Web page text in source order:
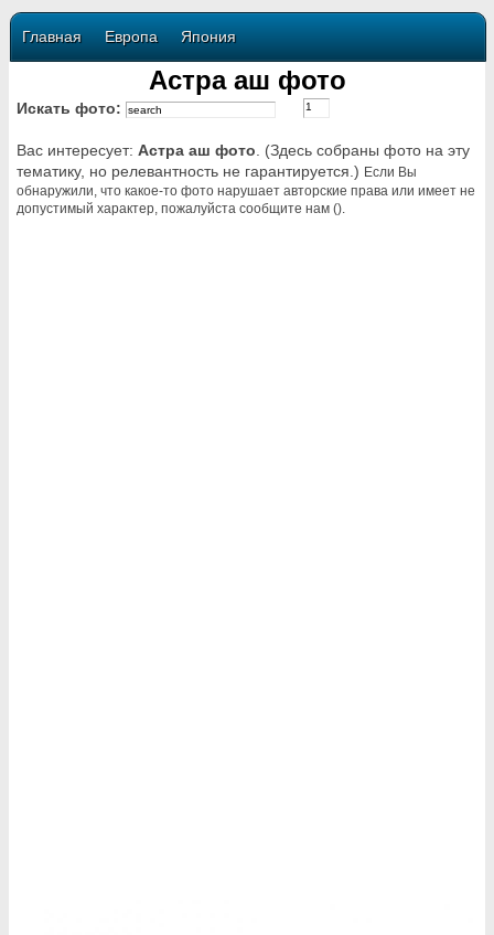
Главная Европа Япония
Астра аш фото
Искать фото:
Вас интересует: Астра аш фото . (Здесь собраны фото на эту
тематику, но релевантность не гарантируется.) Если Вы
обнаружили, что какое-то фото нарушает авторские права или имеет не
допустимый характер, пожалуйста сообщите нам ().